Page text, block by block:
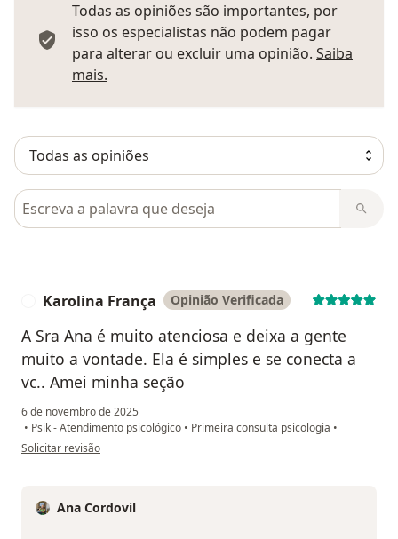
Todas as opiniões são importantes, por
isso os especialistas não podem pagar
para alterar ou excluir uma opinião. Saiba
mais.
Pesquisar em opiniões
Karolina França Opinião Verificada
A Sra Ana é muito atenciosa e deixa a gente
muito a vontade. Ela é simples e se conecta a
vc.. Amei minha seção
6 de novembro de 2025
• Psik - Atendimento psicológico • Primeira consulta psicologia •
na opinião do utilizador Karolina França
Solicitar revisão
Ana Cordovil